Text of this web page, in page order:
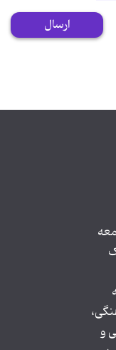
ارسال
و